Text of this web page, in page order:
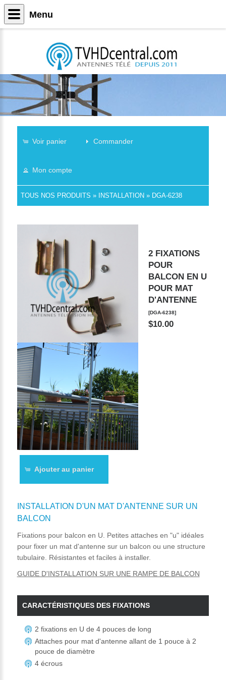
Voir panier Commander
Mon compte
TOUS NOS PRODUITS » INSTALLATION » DGA-6238
2 FIXATIONS
POUR
BALCON EN U
POUR MAT
D'ANTENNE
[DGA-6238]
$10.00
Ajouter au panier
INSTALLATION D'UN MAT D'ANTENNE SUR UN
BALCON
Fixations pour balcon en U. Petites attaches en "u" idéales
pour fixer un mat d'antenne sur un balcon ou une structure
tubulaire. Résistantes et faciles à installer.
GUIDE D'INSTALLATION SUR UNE RAMPE DE BALCON
CARACTÉRISTIQUES DES FIXATIONS
2 fixations en U de 4 pouces de long
Attaches pour mat d'antenne allant de 1 pouce à 2
pouce de diamètre
4 écrous
Menu